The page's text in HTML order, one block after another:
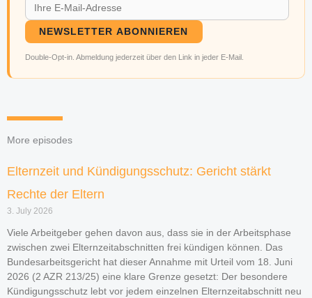
NEWSLETTER ABONNIEREN
Double-Opt-in. Abmeldung jederzeit über den Link in jeder E-Mail.
More episodes
Elternzeit und Kündigungsschutz: Gericht stärkt
Rechte der Eltern
3. July 2026
Viele Arbeitgeber gehen davon aus, dass sie in der Arbeitsphase
zwischen zwei Elternzeitabschnitten frei kündigen können. Das
Bundesarbeitsgericht hat dieser Annahme mit Urteil vom 18. Juni
2026 (2 AZR 213/25) eine klare Grenze gesetzt: Der besondere
Kündigungsschutz lebt vor jedem einzelnen Elternzeitabschnitt neu